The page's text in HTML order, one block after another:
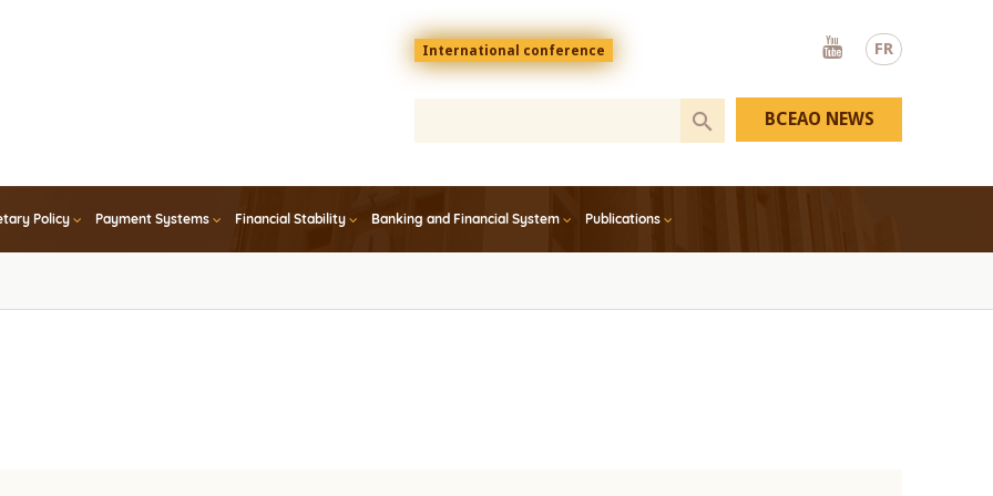
FR
Menu
top
En
International conference
Youtube
Policy Payment Systems Financial Stability Banking and Financial System Publications
BCEAO NEWS